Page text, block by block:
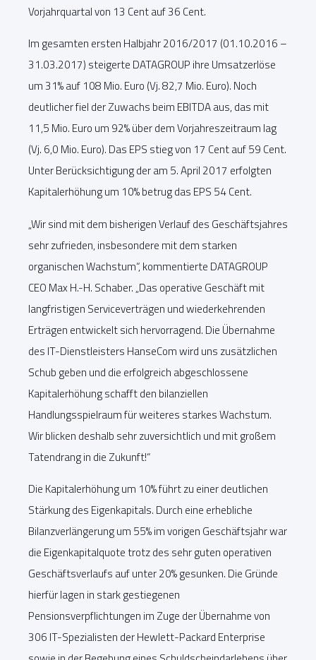
Vorjahrquartal von 13 Cent auf 36 Cent.
Im gesamten ersten Halbjahr 2016/2017 (01.10.2016 –
31.03.2017) steigerte DATAGROUP ihre Umsatzerlöse
um 31% auf 108 Mio. Euro (Vj. 82,7 Mio. Euro). Noch
deutlicher fiel der Zuwachs beim EBITDA aus, das mit
11,5 Mio. Euro um 92% über dem Vorjahreszeitraum lag
(Vj. 6,0 Mio. Euro). Das EPS stieg von 17 Cent auf 59 Cent.
Unter Berücksichtigung der am 5. April 2017 erfolgten
Kapitalerhöhung um 10% betrug das EPS 54 Cent.
„Wir sind mit dem bisherigen Verlauf des Geschäftsjahres
sehr zufrieden, insbesondere mit dem starken
organischen Wachstum“, kommentierte DATAGROUP
CEO Max H.-H. Schaber. „Das operative Geschäft mit
langfristigen Serviceverträgen und wiederkehrenden
Erträgen entwickelt sich hervorragend. Die Übernahme
des IT-Dienstleisters HanseCom wird uns zusätzlichen
Schub geben und die erfolgreich abgeschlossene
Kapitalerhöhung schafft den bilanziellen
Handlungsspielraum für weiteres starkes Wachstum.
Wir blicken deshalb sehr zuversichtlich und mit großem
Tatendrang in die Zukunft!“
Die Kapitalerhöhung um 10% führt zu einer deutlichen
Stärkung des Eigenkapitals. Durch eine erhebliche
Bilanzverlängerung um 55% im vorigen Geschäftsjahr war
die Eigenkapitalquote trotz des sehr guten operativen
Geschäftsverlaufs auf unter 20% gesunken. Die Gründe
hierfür lagen in stark gestiegenen
Pensionsverpflichtungen im Zuge der Übernahme von
306 IT-Spezialisten der Hewlett-Packard Enterprise